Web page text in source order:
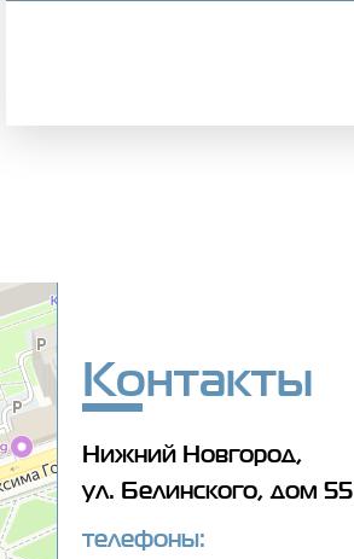
Контакты
Нижний Новгород,
ул. Белинского, дом 55
телефоны:
108
оптики в Нижнем Новгороде
очков в Нижнем Новгороде